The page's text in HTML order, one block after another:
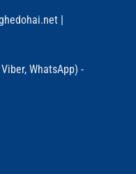
|
WhatsApp) -